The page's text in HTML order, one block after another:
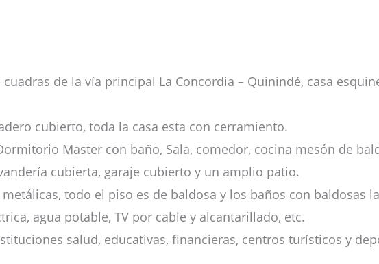
de la vía principal La Concordia – Quinindé, casa
cubierto, toda la casa esta con cerramiento.
Master con baño, Sala, comedor, cocina mesón de
cubierta, garaje cubierto y un amplio patio.
todo el piso es de baldosa y los baños con baldosas
agua potable, TV por cable y alcantarillado, etc.
salud, educativas, financieras, centros turísticos y